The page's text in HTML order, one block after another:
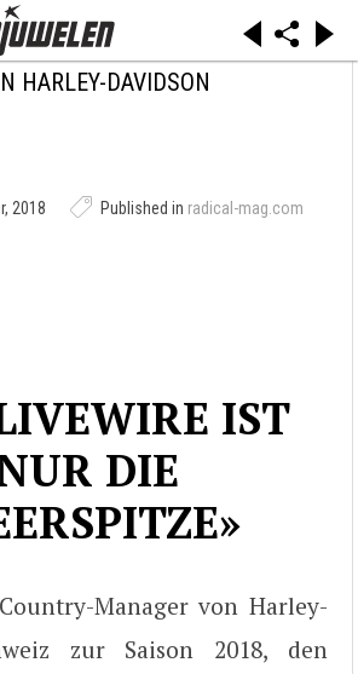
HARLEY-DAVIDSON
2018 Published in radical-mag.com
IST
DIE
Manager von Harley-
zur Saison 2018, den